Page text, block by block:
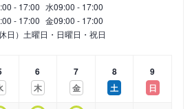
- 17:00 水09:00 - 17:00
- 17:00 金09:00 - 17:00
休日）土曜日・日曜日・祝日
6
木
7
金
8
土
9
日